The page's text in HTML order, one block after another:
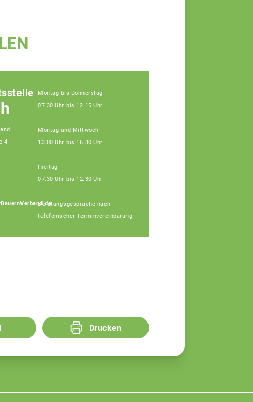
4
Montag bis Donnerstag
07.30 Uhr bis 12.15 Uhr
Montag und Mittwoch
13.00 Uhr bis 16.30 Uhr
Freitag
07.30 Uhr bis 12.30 Uhr
Beratungsgespräche nach
telefonischer Terminvereinbarung
Drucken